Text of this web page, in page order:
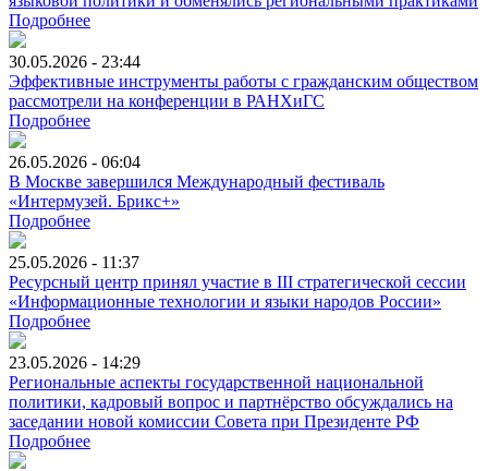
Подробнее
30.05.2026 - 23:44
Эффективные инструменты работы с гражданским обществом
рассмотрели на конференции в РАНХиГС
Подробнее
26.05.2026 - 06:04
В Москве завершился Международный фестиваль
«Интермузей. Брикс+»
Подробнее
25.05.2026 - 11:37
Ресурсный центр принял участие в III стратегической сессии
«Информационные технологии и языки народов России»
Подробнее
23.05.2026 - 14:29
Региональные аспекты государственной национальной
политики, кадровый вопрос и партнёрство обсуждались на
заседании новой комиссии Совета при Президенте РФ
Подробнее